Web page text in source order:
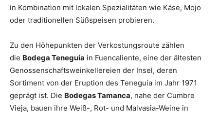
in Kombination mit lokalen Spezialitäten wie Käse, Mojo
oder traditionellen Süßspeisen probieren.
Zu den Höhepunkten der Verkostungsroute zählen
die Bodega Teneguía in Fuencaliente, eine der ältesten
Genossenschaftsweinkellereien der Insel, deren
Sortiment von der Eruption des Teneguía im Jahr 1971
geprägt ist. Die Bodegas Tamanca, nahe der Cumbre
Vieja, bauen ihre Weiß-, Rot- und Malvasia-Weine in